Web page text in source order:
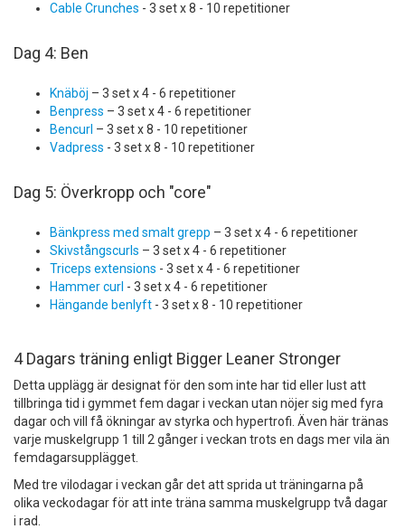
Cable Crunches - 3 set x 8 - 10 repetitioner
Dag 4: Ben
Knäböj – 3 set x 4 - 6 repetitioner
Benpress – 3 set x 4 - 6 repetitioner
Bencurl – 3 set x 8 - 10 repetitioner
Vadpress - 3 set x 8 - 10 repetitioner
Dag 5: Överkropp och "core"
Bänkpress med smalt grepp – 3 set x 4 - 6 repetitioner
Skivstångscurls – 3 set x 4 - 6 repetitioner
Triceps extensions - 3 set x 4 - 6 repetitioner
Hammer curl - 3 set x 4 - 6 repetitioner
Hängande benlyft - 3 set x 8 - 10 repetitioner
4 Dagars träning enligt Bigger Leaner Stronger
Detta upplägg är designat för den som inte har tid eller lust att
tillbringa tid i gymmet fem dagar i veckan utan nöjer sig med fyra
dagar och vill få ökningar av styrka och hypertrofi. Även här tränas
varje muskelgrupp 1 till 2 gånger i veckan trots en dags mer vila än
femdagarsupplägget.
Med tre vilodagar i veckan går det att sprida ut träningarna på
olika veckodagar för att inte träna samma muskelgrupp två dagar
i rad.